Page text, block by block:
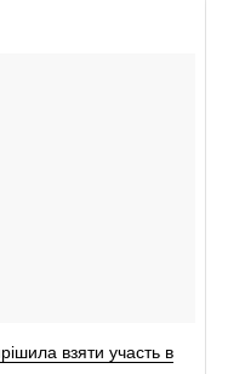
взяти участь в